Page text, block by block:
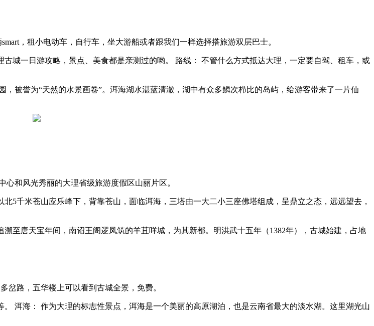
，租小电动车，自行车，坐大游船或者跟我们一样选择搭旅游双层巴士。
城一日游攻略，景点、美食都是亲测过的哟。 路线： 不管什么方式抵达大理，一定要自驾、租车，或
被誉为“天然的水景画卷”。洱海湖水湛蓝清澈，湖中有众多鳞次栉比的岛屿，给游客带来了一片仙
和风光秀丽的大理省级旅游度假区山丽片区。
5千米苍山应乐峰下，背靠苍山，面临洱海，三塔由一大二小三座佛塔组成，呈鼎立之态，远远望去，
至唐天宝年间，南诏王阁逻凤筑的羊苴咩城，为其新都。明洪武十五年（1382年），古城始建，占地
岔路，五华楼上可以看到古城全景，免费。
洱海： 作为大理的标志性景点，洱海是一个美丽的高原湖泊，也是云南省最大的淡水湖。这里湖光山